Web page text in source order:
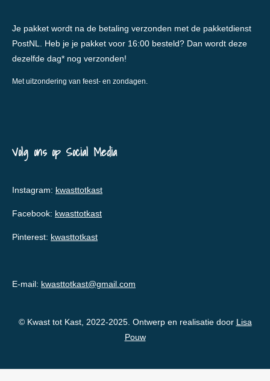
Je pakket wordt na de betaling verzonden met de pakketdienst
PostNL. Heb je je pakket voor 16:00 besteld? Dan wordt deze
dezelfde dag* nog verzonden!
Met uitzondering van feest- en zondagen.
Volg ons op Social Media
Instagram: kwasttotkast
Facebook: kwasttotkast
Pinterest: kwasttotkast
E-mail: kwasttotkast@gmail.com
© Kwast tot Kast, 2022-2025. Ontwerp en realisatie door Lisa
Pouw